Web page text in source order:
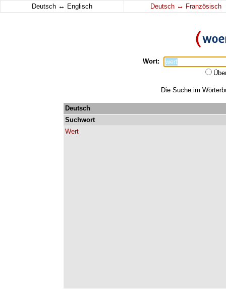
Deutsch ↔ Englisch Deutsch ↔ Französisch
Wort:
Die Suche im
Deutsch
Suchwort
Wert